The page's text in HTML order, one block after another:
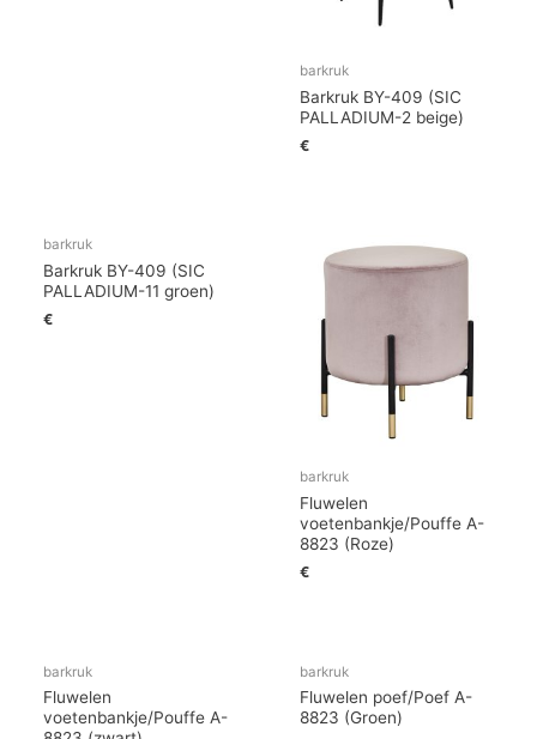
barkruk
Barkruk BY-409 (SIC
PALLADIUM-2 beige)
€
barkruk
Barkruk BY-409 (SIC
PALLADIUM-11 groen)
€
barkruk
Fluwelen
voetenbankje/Pouffe A-
8823 (Roze)
€
barkruk
Fluwelen
voetenbankje/Pouffe A-
barkruk
Fluwelen poef/Poef A-
8823 (Groen)